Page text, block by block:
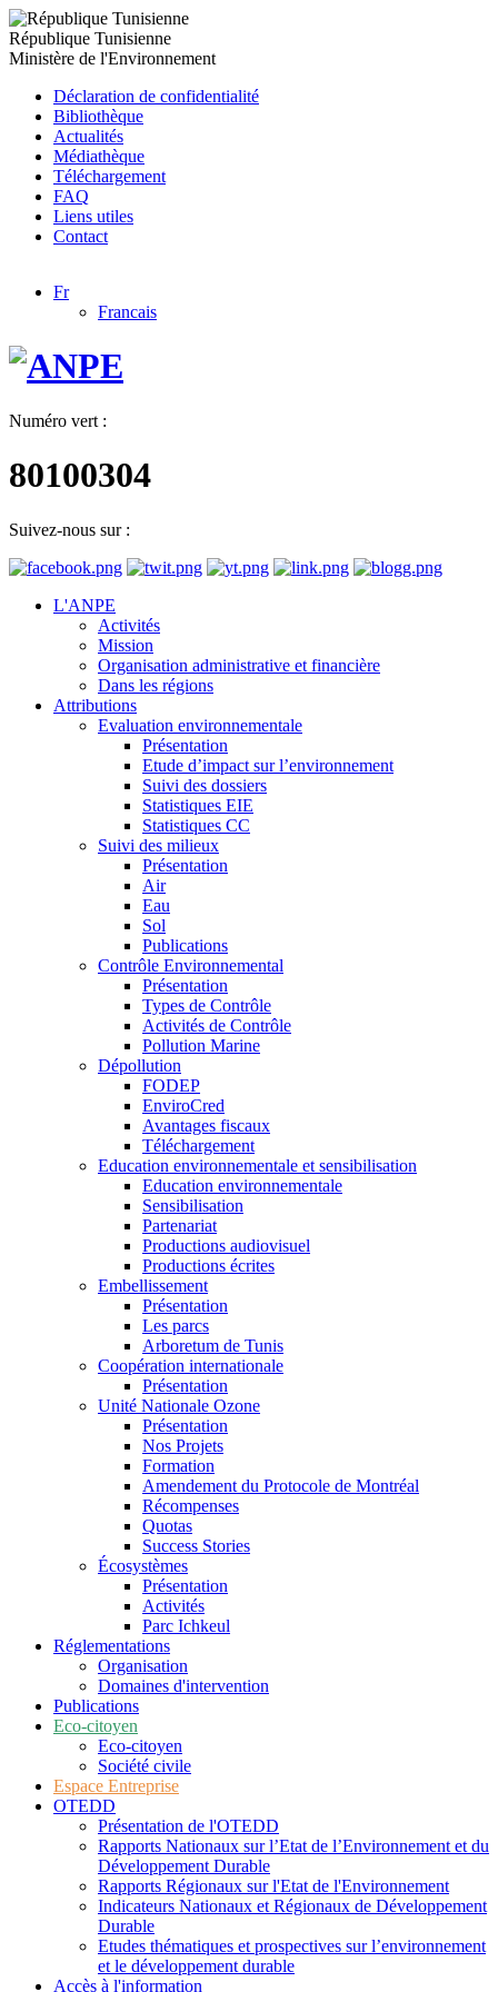
République Tunisienne
Ministère de l'Environnement
Déclaration de confidentialité
Bibliothèque
Actualités
Médiathèque
Téléchargement
FAQ
Liens utiles
Contact
Fr
Francais
Numéro vert :
80100304
Suivez-nous sur :
L'ANPE
Activités
Mission
Organisation administrative et financière
Dans les régions
Attributions
Evaluation environnementale
Présentation
Etude d’impact sur l’environnement
Suivi des dossiers
Statistiques EIE
Statistiques CC
Suivi des milieux
Présentation
Air
Eau
Sol
Publications
Contrôle Environnemental
Présentation
Types de Contrôle
Activités de Contrôle
Pollution Marine
Dépollution
FODEP
EnviroCred
Avantages fiscaux
Téléchargement
Education environnementale et sensibilisation
Education environnementale
Sensibilisation
Partenariat
Productions audiovisuel
Productions écrites
Embellissement
Présentation
Les parcs
Arboretum de Tunis
Coopération internationale
Présentation
Unité Nationale Ozone
Présentation
Nos Projets
Formation
Amendement du Protocole de Montréal
Récompenses
Quotas
Success Stories
Écosystèmes
Présentation
Activités
Parc Ichkeul
Réglementations
Organisation
Domaines d'intervention
Publications
Eco-citoyen
Eco-citoyen
Société civile
Espace Entreprise
OTEDD
Présentation de l'OTEDD
Rapports Nationaux sur l’Etat de l’Environnement et du
Développement Durable
Rapports Régionaux sur l'Etat de l'Environnement
Indicateurs Nationaux et Régionaux de Développement
Durable
Etudes thématiques et prospectives sur l’environnement
et le développement durable
Accès à l'information